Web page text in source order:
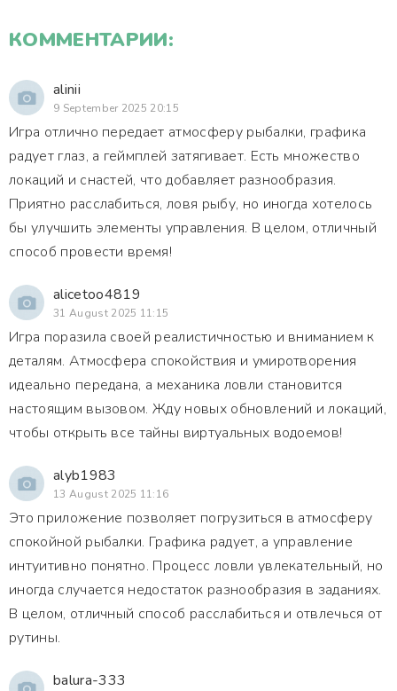
КОММЕНТАРИИ:
alinii
9 September 2025 20:15
Игра отлично передает атмосферу рыбалки, графика
радует глаз, а геймплей затягивает. Есть множество
локаций и снастей, что добавляет разнообразия.
Приятно расслабиться, ловя рыбу, но иногда хотелось
бы улучшить элементы управления. В целом, отличный
способ провести время!
alicetoo4819
31 August 2025 11:15
Игра поразила своей реалистичностью и вниманием к
деталям. Атмосфера спокойствия и умиротворения
идеально передана, а механика ловли становится
настоящим вызовом. Жду новых обновлений и локаций,
чтобы открыть все тайны виртуальных водоемов!
alyb1983
13 August 2025 11:16
Это приложение позволяет погрузиться в атмосферу
спокойной рыбалки. Графика радует, а управление
интуитивно понятно. Процесс ловли увлекательный, но
иногда случается недостаток разнообразия в заданиях.
В целом, отличный способ расслабиться и отвлечься от
рутины.
balura-333